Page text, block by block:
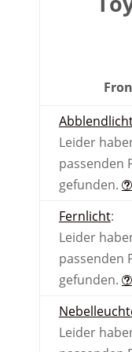
Leider
passenden
gefunden.
Fernlicht:
Leider
passenden
gefunden.
Leider